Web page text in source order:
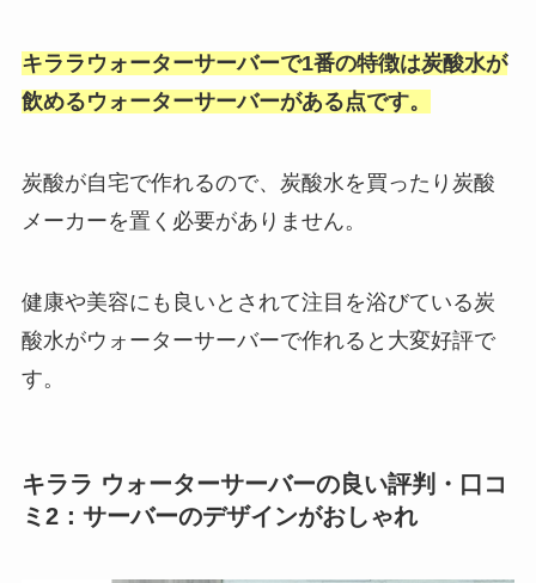
キララウォーターサーバーで1番の特徴は炭酸水が
飲めるウォーターサーバーがある点です。
炭酸が自宅で作れるので、炭酸水を買ったり炭酸
メーカーを置く必要がありません。
健康や美容にも良いとされて注目を浴びている炭
酸水がウォーターサーバーで作れると大変好評で
す。
キララ ウォーターサーバーの良い評判・口コ
ミ2： サーバーのデザインがおしゃれ